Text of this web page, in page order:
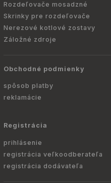
Rozdeľovače mosadzné
Skrinky pre rozdeľovače
Nerezové kotlové zostavy
Záložné zdroje
Obchodné podmienky
spôsob platby
reklamácie
Registrácia
prihlásenie
registrácia veľkoodberateľa
registrácia dodávateľa